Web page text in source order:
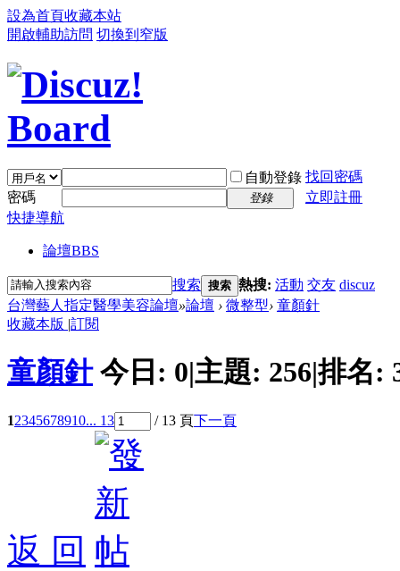
設為首頁收藏本站
開啟輔助訪問 切換到窄版
自動登錄 找回密碼
密碼
登錄
立即註冊
快捷導航
論壇BBS
搜索 搜索 熱搜: 活動 交友 discuz
台灣藝人指定醫學美容論壇»論壇 › 微整型› 童顏針
收藏本版 |訂閱
童顏針 今日: 0|主題: 256|排名:
12345678910... 13 / 13 頁下一頁
返 回